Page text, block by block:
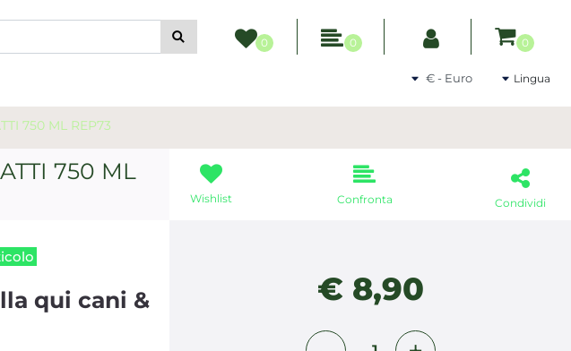
automaticamente gli altri filtri disponibili.
0 0 0
Seleziona una valutaLingua
750 ML REP73
750 ML
qui cani &
Wishlist Confronta Condividi
€ 8,90